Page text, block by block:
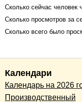
Сколько сейчас человек
Сколько просмотров за
Сколько всего было
Календари
Календарь на 2026
Производственный